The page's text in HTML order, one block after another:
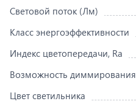
Световой поток (Лм)
Класс энергоэффективности
Индекс цветопередачи, Ra
Возможность диммирования
Цвет светильника